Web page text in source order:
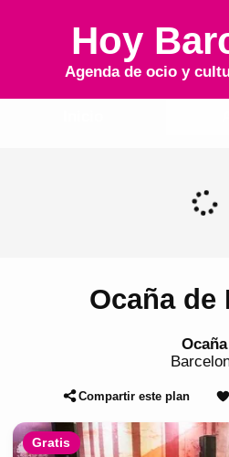
Hoy
Agenda de ocio y
Ocaña de
Ocaña
Compartir este plan
Gratis